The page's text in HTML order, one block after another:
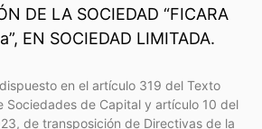
DE LA SOCIEDAD “FICARA
EN SOCIEDAD LIMITADA.
en el artículo 319 del Texto
Sociedades de Capital y artículo 10 del
de transposición de Directivas de la